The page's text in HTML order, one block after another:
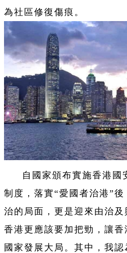
為社區修復傷痕。
自國家頒布實施香港國
制度，落實“愛國者治港”
治的局面，更是迎來由治
香港更應該要加把勁，讓香
國家發展大局。其中，我